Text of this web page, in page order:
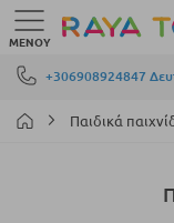
Μετάβαση στο
+306908924847
ΜΕΝΟΎ
Παιδικά